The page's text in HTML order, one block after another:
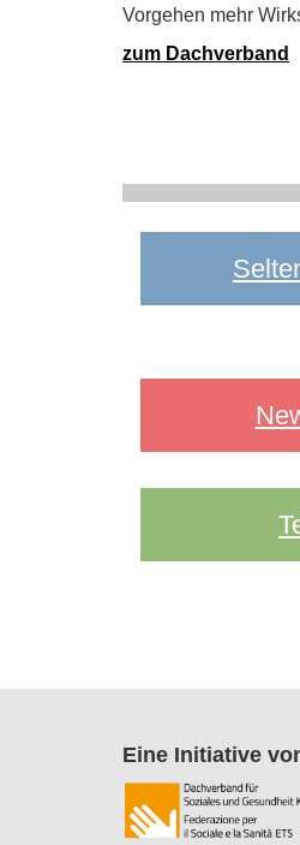
Vorgehen mehr
zum Dachverband
Eine Initiative